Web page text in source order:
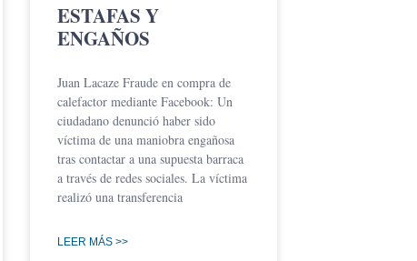
ESTAFAS Y
ENGAÑOS
Juan Lacaze Fraude en compra de
calefactor mediante Facebook: Un
ciudadano denunció haber sido
víctima de una maniobra engañosa
tras contactar a una supuesta barraca
a través de redes sociales. La víctima
realizó una transferencia
LEER MÁS >>